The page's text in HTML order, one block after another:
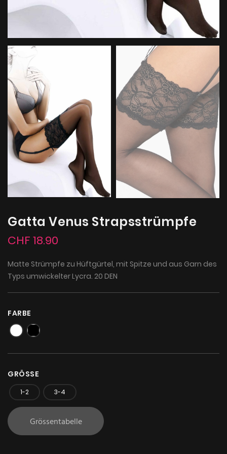
Gatta Venus Strapsstrümpfe
CHF 18.90
Matte Strümpfe zu Hüftgürtel, mit Spitze und aus Garn des
Typs umwickelter Lycra. 20 DEN
FARBE
GRÖSSE
1-2 3-4
Grössentabelle